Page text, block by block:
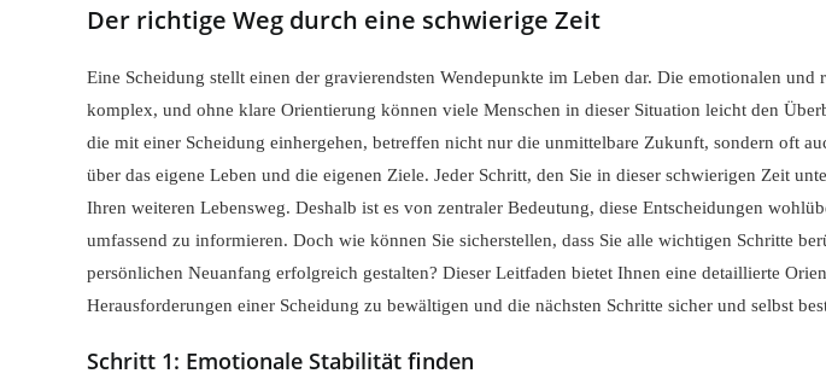
Der richtige Weg durch eine schwierige Zeit
Eine Scheidung stellt einen der gravierendsten Wendepunkte im Leben dar. Die emotionalen und
komplex, und ohne klare Orientierung können viele Menschen in dieser Situation leicht den
die mit einer Scheidung einhergehen, betreffen nicht nur die unmittelbare Zukunft, sondern oft
über das eigene Leben und die eigenen Ziele. Jeder Schritt, den Sie in dieser schwierigen Zeit
Ihren weiteren Lebensweg. Deshalb ist es von zentraler Bedeutung, diese Entscheidungen
umfassend zu informieren. Doch wie können Sie sicherstellen, dass Sie alle wichtigen Schritte
persönlichen Neuanfang erfolgreich gestalten? Dieser Leitfaden bietet Ihnen eine detaillierte
Herausforderungen einer Scheidung zu bewältigen und die nächsten Schritte sicher und selbst
Schritt 1: Emotionale Stabilität finden